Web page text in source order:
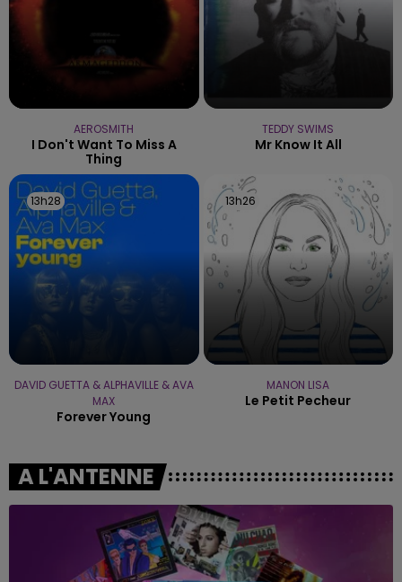
AEROSMITH
I Don't Want To Miss A
Thing
TEDDY SWIMS
Mr Know It All
13h28
13h28
DAVID GUETTA & ALPHAVILLE & AVA
MAX
Forever Young
13h26
13h26
MANON LISA
Le Petit Pecheur
A L'ANTENNE